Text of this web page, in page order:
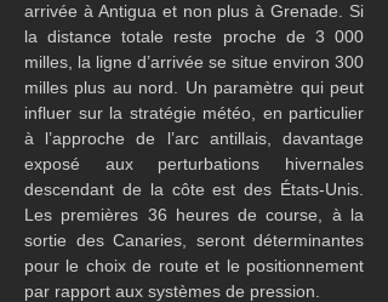
arrivée à Antigua et non plus à Grenade. Si
la distance totale reste proche de 3 000
milles, la ligne d’arrivée se situe environ 300
milles plus au nord. Un paramètre qui peut
influer sur la stratégie météo, en particulier
à l’approche de l’arc antillais, davantage
exposé aux perturbations hivernales
descendant de la côte est des États-Unis.
Les premières 36 heures de course, à la
sortie des Canaries, seront déterminantes
pour le choix de route et le positionnement
par rapport aux systèmes de pression.